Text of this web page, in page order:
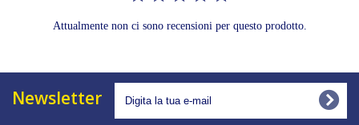
Attualmente non ci sono recensioni per questo prodotto.
Newsletter